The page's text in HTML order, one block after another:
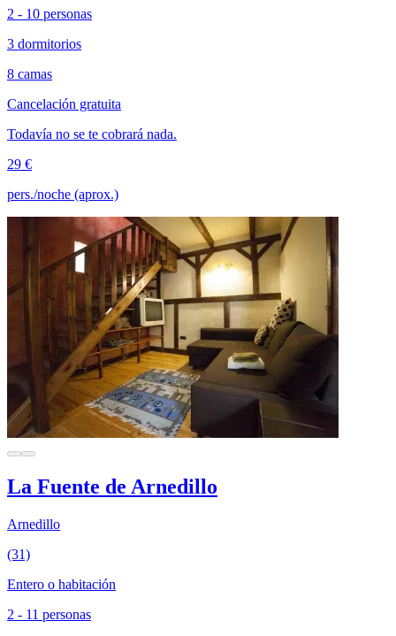
2 - 10 personas
3 dormitorios
8 camas
Cancelación gratuita
Todavía no se te cobrará nada.
29 €
pers./noche (aprox.)
La Fuente de Arnedillo
Arnedillo
(31)
Entero o habitación
2 - 11 personas